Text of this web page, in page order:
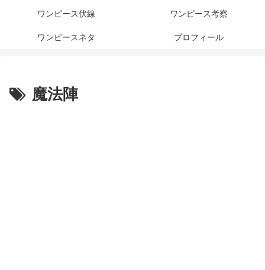
ワンピース伏線 ワンピース考察
ワンピースネタ プロフィール
魔法陣